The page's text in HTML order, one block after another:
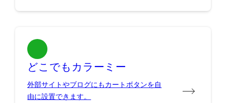
どこでもカラーミー
外部サイトやブログにもカートボタンを自
由に設置できます。